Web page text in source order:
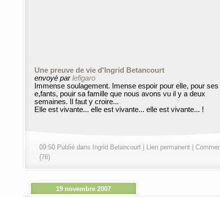
Une preuve de vie d'Ingrid Betancourt
envoyé parlefigaro
Immense soulagement. Imense espoir pour elle, pour ses
e,fants, pouir sa famille que nous avons vu il y a deux
semaines. Il faut y croire...
Elle est vivante... elle est vivante... elle est vivante... !
09:50 Publié dans Ingrid Betancourt Lien permanent
(76)
19 novembre 2007